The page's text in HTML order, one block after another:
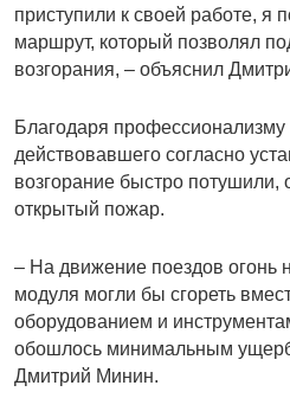
приступили к своей работе, я
маршрут, который позволял
возгорания, – объяснил
Благодаря профессионализму
действовавшего согласно
возгорание быстро потушили,
открытый пожар.
– На движение поездов огонь
модуля могли бы сгореть
оборудованием и
обошлось минимальным
Дмитрий Минин.